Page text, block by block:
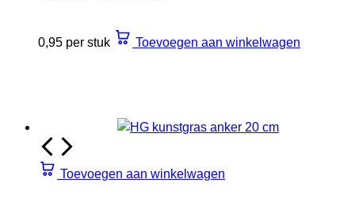
0,95 per stuk Toevoegen aan winkelwagen
Toevoegen aan winkelwagen